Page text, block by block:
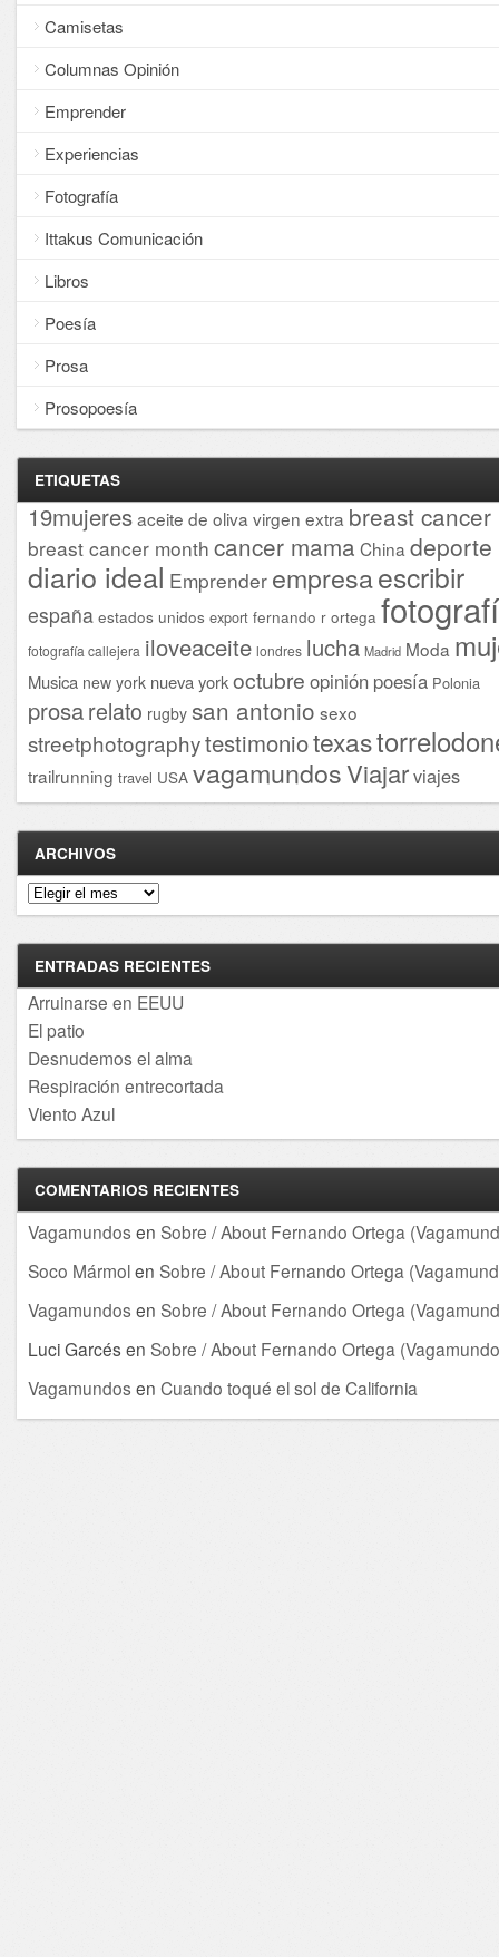
Camisetas
Columnas Opinión
Emprender
Experiencias
Fotografía
Ittakus Comunicación
Libros
Poesía
Prosa
Prosopoesía
ETIQUETAS
19mujeresaceite de oliva virgen extra breast cancer
breast cancer month cancer mama China deporte
diario ideal Emprender empresaescribir
españa estados unidos export fernando r ortega
fotografía callejera iloveaceite londres lucha Madrid Moda
Musica new york nueva yorkoctubre opinión poesía Polonia
prosarelato rugby san antonio sexo
streetphotographytestimoniotexas
trailrunning travel USA vagamundosViajarviajes
ARCHIVOS
Archivos
ENTRADAS RECIENTES
Arruinarse en EEUU
El patio
Desnudemos el alma
Respiración entrecortada
Viento Azul
COMENTARIOS RECIENTES
Vagamundos en Sobre / About Fernando Ortega
Soco Mármolen Sobre / About Fernando Ortega
Vagamundos en Sobre / About Fernando Ortega
Luci Garcés en Sobre / About Fernando Ortega
Vagamundos en Cuando toqué el sol de California